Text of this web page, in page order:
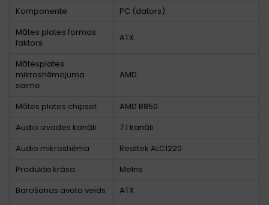
Komponente
PC (dators)
Mātes plates formas
faktors
ATX
Mātesplates
mikroshēmojuma
saime
AMD
Mātes plates chipset
AMD B850
Audio izvades kanāli
7.1 kanāli
Audio mikroshēma
Realtek ALC1220
Produkta krāsa
Melns
Barošanas avota veids
ATX